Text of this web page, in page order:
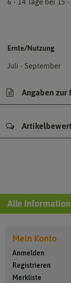
6 - 14 Tage bei 15 -
Ernte/Nutzung
Juli - September
Angaben
Alle
Mein Konto
Anmelden
Registrieren
Merkliste